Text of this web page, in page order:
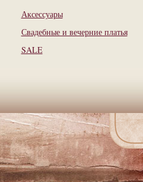
Аксессуары
Свадебные и вечерние платья
SALE